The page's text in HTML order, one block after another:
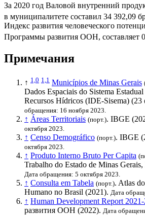
За 2020 год Валовой внутренний
в муниципалитете составил 34 392,09
Индекс развития человеческого
Программы развития ООН, составляет
Примечания
↑ 1,0 1,1 Municípios de Minas Gerais
Dados Espaciais do Sistema
Recursos Hídricos (IDE-Sisema) (23
обращения: 16 ноября 2023.
↑ Áreas Territoriais (порт.). IBGE
октября 2023.
↑ Censo Demográfico (порт.). IBGE
октября 2023.
↑ Produto Interno Bruto Per Capita
Trabalho do Estado de Minas
Дата обращения: 5 октября 2023.
↑ Consulta em Tabela (порт.). Atlas
Humano no Brasil (2021). Дата
↑ Human Development Report 2021-
развития ООН (2022). Дата